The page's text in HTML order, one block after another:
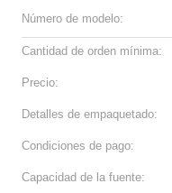
Número de modelo:
Cantidad de orden mínima:
Precio:
Detalles de empaquetado:
Condiciones de pago:
Capacidad de la fuente: